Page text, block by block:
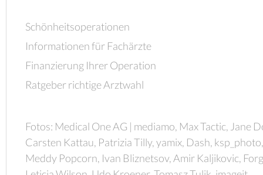
Schönheitsoperationen
Informationen für Fachärzte
Finanzierung Ihrer Operation
Ratgeber richtige Arztwahl
Fotos: Medical One AG | mediamo, Max Tactic, Jane
Carsten Kattau, Patrizia Tilly, yamix, Dash, ksp_photo,
Meddy Popcorn, Ivan Bliznetsov, Amir Kaljikovic,